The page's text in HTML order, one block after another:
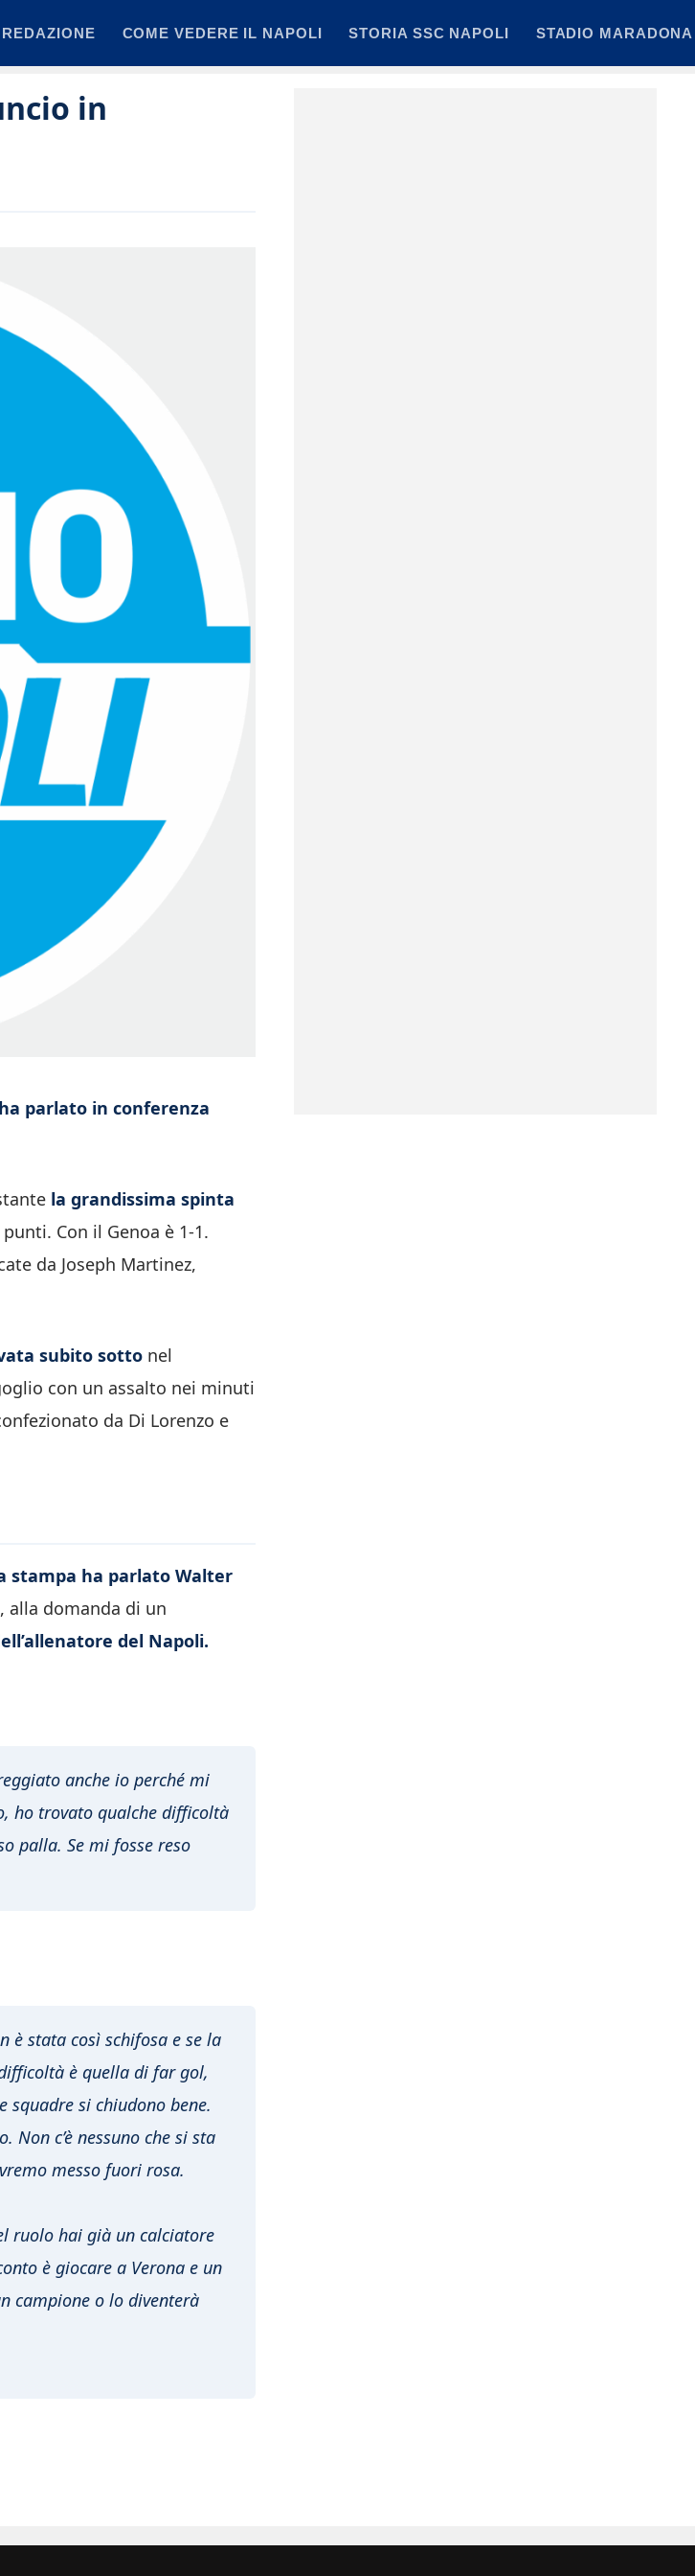
REDAZIONE COME VEDERE IL NAPOLI STORIA SSC NAPOLI STADIO MARADONA
in
parlato in conferenza
la grandissima spinta
Con il Genoa è 1-1.
da Joseph Martinez,
subito sotto nel
con un assalto nei minuti
da Di Lorenzo e
stampa ha parlato Walter
alla domanda di un
del Napoli.
anche io perché mi
ho trovato qualche difficoltà
palla. Se mi fosse reso
stata così schifosa e se la
è quella di far gol,
si chiudono bene.
c’è nessuno che si sta
messo fuori rosa.
ruolo hai già un calciatore
è giocare a Verona e un
campione o lo diventerà